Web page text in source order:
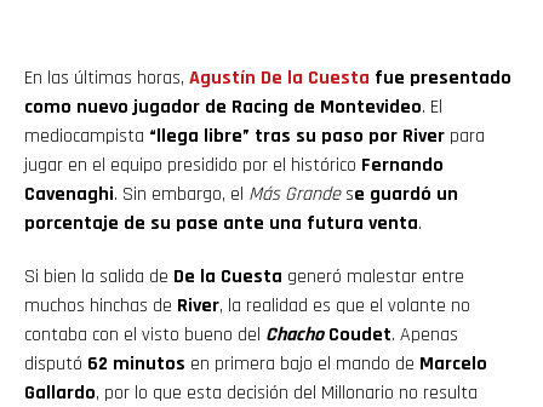
En las últimas horas, Agustín De la Cuesta fue presentado
como nuevo jugador de Racing de Montevideo. El
mediocampista “llega libre” tras su paso por River para
jugar en el equipo presidido por el histórico Fernando
Cavenaghi. Sin embargo, el Más Grandese guardó un
porcentaje de su pase ante una futura venta.
Si bien la salida de De la Cuesta generó malestar entre
muchos hinchas de River, la realidad es que el volante no
contaba con el visto bueno del ChachoCoudet. Apenas
disputó 62 minutos en primera bajo el mando de Marcelo
Gallardo, por lo que esta decisión del Millonario no resulta